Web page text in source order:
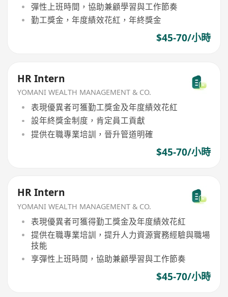
彈性上班時間，協助兼顧學習與工作節奏
勤工獎金，年度績效花紅，年終獎金
$45-70/小時
HR Intern
YOMANI WEALTH MANAGEMENT & CO.
表現優異者可獲勤工獎金及年度績效花紅
設年終獎金制度，肯定員工貢獻
提供在職專業培訓，晉升管道明確
$45-70/小時
HR Intern
YOMANI WEALTH MANAGEMENT & CO.
表現優異者可獲得勤工獎金及年度績效花紅
提供在職專業培訓，提升人力資源實務經驗與職場
技能
享彈性上班時間，協助兼顧學習與工作節奏
$45-70/小時